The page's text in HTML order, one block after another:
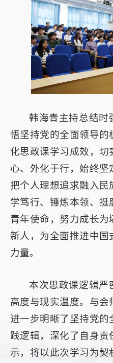
韩海青主持总结时
悟坚持党的全面领导的
化思政课学习成效，
心、外化于行，始终坚
把个人理想追求融入民
学笃行、锤炼本领、
青年使命，努力成长
新人，为全面推进中国
力量。
本次思政课逻辑严
高度与现实温度。与
进一步明晰了坚持党
践逻辑，深化了自身
示，将以此次学习为